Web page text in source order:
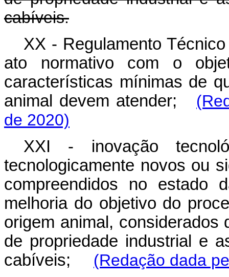
cabíveis.
XX - Regulamento
ato normativo com o
características mínimas de
animal devem atender;
de 2020)
XXI - inovação
tecnologicamente novos ou
compreendidos no estado
melhoria do objetivo do
origem animal,
de propriedade industrial e
cabíveis; (Redação dada